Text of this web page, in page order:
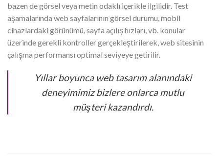
bazen de görsel veya metin odaklı içerikle ilgilidir. Test
aşamalarında web sayfalarının görsel durumu, mobil
cihazlardaki görünümü, sayfa açılış hızları, vb. konular
üzerinde gerekli kontroller gerçekleştirilerek, web sitesinin
çalışma performansı optimal seviyeye getirilir.
Yıllar boyunca web tasarım alanındaki
deneyimimiz bizlere onlarca mutlu
müşteri kazandırdı.